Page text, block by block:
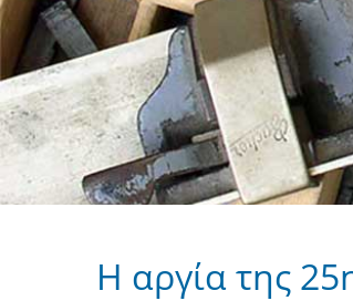
H αργία της